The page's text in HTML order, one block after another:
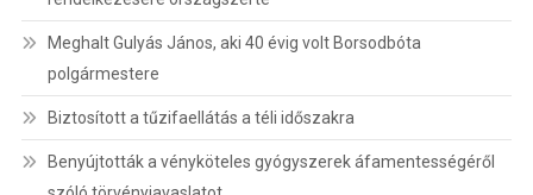
Meghalt Gulyás János, aki 40 évig volt Borsodbóta
polgármestere
Biztosított a tűzifaellátás a téli időszakra
Benyújtották a vényköteles gyógyszerek áfamentességéről